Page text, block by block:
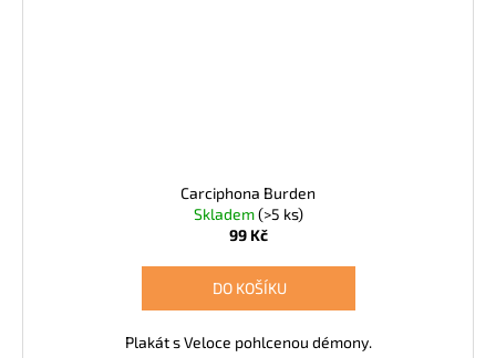
Carciphona Burden
Skladem(>5 ks)
99 Kč
DO KOŠÍKU
Plakát s Veloce pohlcenou démony.